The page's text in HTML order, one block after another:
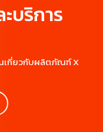
บริการ
เกี่ยวกับผลิตภัณฑ์ X